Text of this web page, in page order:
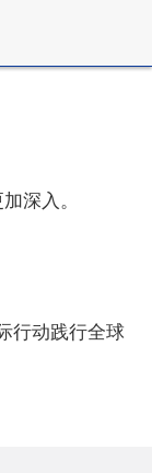
深入。
行动践行全球